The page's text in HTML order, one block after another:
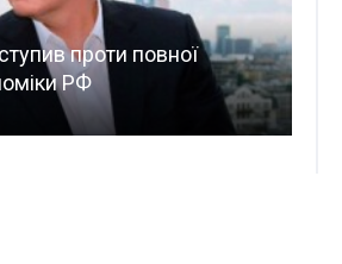
ВІЙНА
Гудименко вважає, Fire Point
українського ОПК у сегменті
06.08.2026